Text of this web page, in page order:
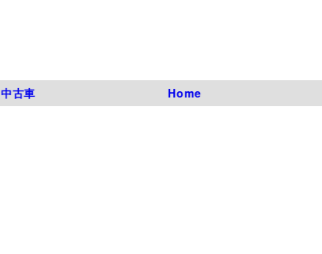
中古車 Home